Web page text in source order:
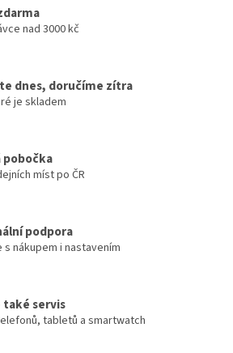
nad 3000 kč
dnes, doručíme zítra
je skladem
pobočka
míst po ČR
podpora
nákupem i nastavením
také servis
tabletů a smartwatch